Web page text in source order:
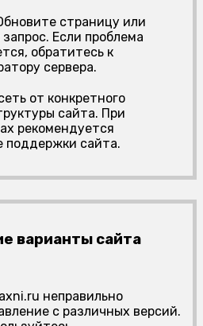
страницу или
Если проблема
обратитесь к
сервера.
от конкретного
сайта. При
рекомендуется
поддержки сайта.
варианты сайта
неправильно
с различных версий.